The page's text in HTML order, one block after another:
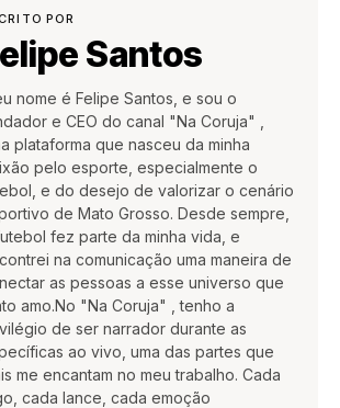
POR
Santos
nome é Felipe Santos, e sou o
e CEO do canal "Na Coruja" ,
plataforma que nasceu da minha
pelo esporte, especialmente o
e do desejo de valorizar o cenário
de Mato Grosso. Desde sempre,
fez parte da minha vida, e
na comunicação uma maneira de
as pessoas a esse universo que
amo.No "Na Coruja" , tenho a
de ser narrador durante as
ao vivo, uma das partes que
me encantam no meu trabalho. Cada
cada lance, cada emoção